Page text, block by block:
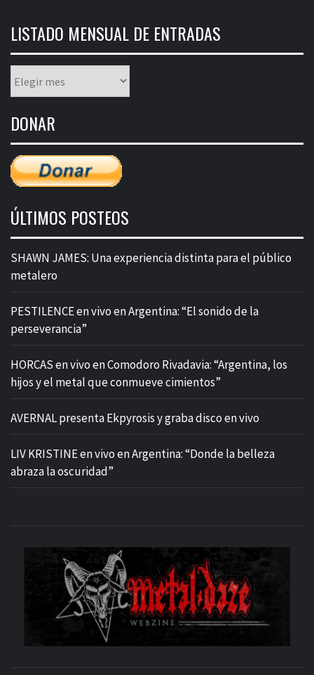
LISTADO MENSUAL DE ENTRADAS
mensual
entradas
DONAR
ÚLTIMOS POSTEOS
SHAWN JAMES: Una experiencia distinta para el público
metalero
PESTILENCE en vivo en Argentina: “El sonido de la
perseverancia”
HORCAS en vivo en Comodoro Rivadavia: “Argentina, los
hijos y el metal que conmueve cimientos”
AVERNAL presenta Ekpyrosis y graba disco en vivo
LIV KRISTINE en vivo en Argentina: “Donde la belleza
abraza la oscuridad”